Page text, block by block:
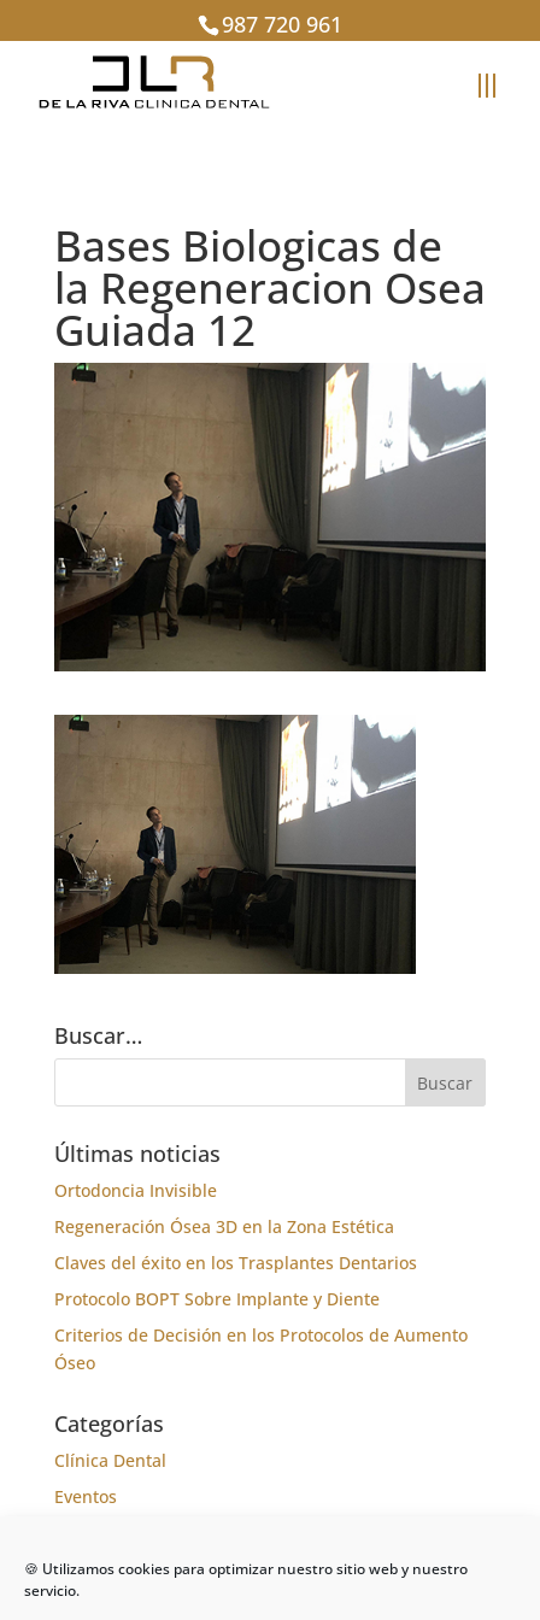
🍪 Utilizamos cookies para optimizar nuestro sitio web y nuestro
servicio.
987 720 961
Bases Biologicas de
la Regeneracion Osea
Guiada 12
Buscar…
Últimas noticias
Ortodoncia Invisible
Regeneración Ósea 3D en la Zona Estética
Claves del éxito en los Trasplantes Dentarios
Protocolo BOPT Sobre Implante y Diente
Criterios de Decisión en los Protocolos de Aumento
Óseo
Categorías
Clínica Dental
Eventos
Noticias